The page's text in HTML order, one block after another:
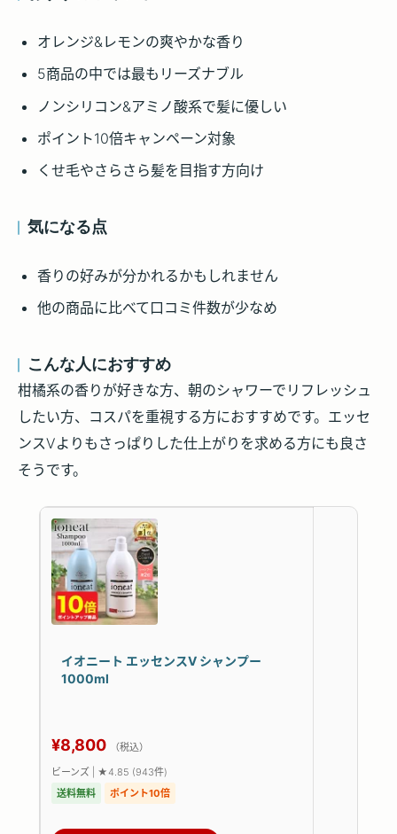
オレンジ&レモンの爽やかな香り
5商品の中では最もリーズナブル
ノンシリコン&アミノ酸系で髪に優しい
ポイント10倍キャンペーン対象
くせ毛やさらさら髪を目指す方向け
気になる点
香りの好みが分かれるかもしれません
他の商品に比べて口コミ件数が少なめ
こんな人におすすめ
柑橘系の香りが好きな方、朝のシャワーでリフレッシュ
したい方、コスパを重視する方におすすめです。エッセ
ンスVよりもさっぱりした仕上がりを求める方にも良さ
そうです。
イオニート エッセンスV シャンプー
1000ml
¥8,800
（税込）
ビーンズ | ★4.85 (943件)
送料無料
ポイント10倍